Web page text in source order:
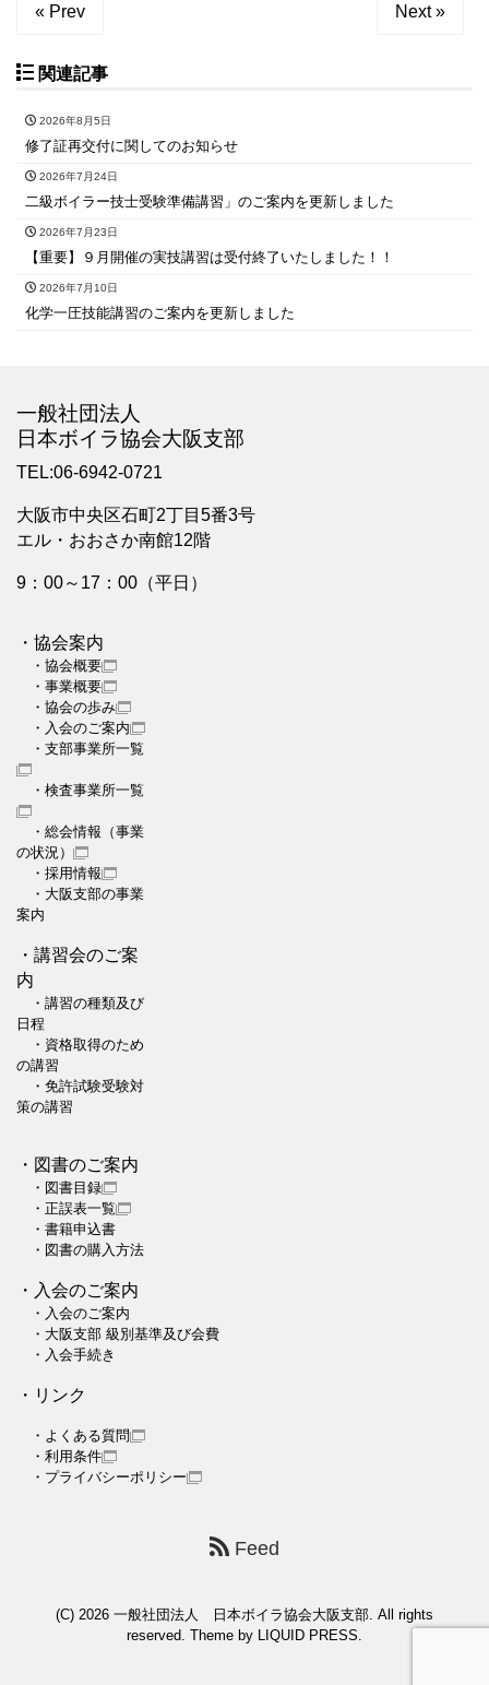
« Prev Next »
関連記事
2026年8月5日
修了証再交付に関してのお知らせ
2026年7月24日
二級ボイラー技士受験準備講習」のご案内を更新しました
2026年7月23日
【重要】９月開催の実技講習は受付終了いたしました！！
2026年7月10日
化学一圧技能講習のご案内を更新しました
一般社団法人
日本ボイラ協会大阪支部
TEL:06-6942-0721
大阪市中央区石町2丁目5番3号
エル・おおさか南館12階
9：00～17：00（平日）
・協会案内
・協会概要
・事業概要
・協会の歩み
・入会のご案内
・支部事業所一覧
・検査事業所一覧
・総会情報（事業
の状況）
・採用情報
・大阪支部の事業
案内
・講習会のご案
内
・講習の種類及び
日程
・資格取得のため
の講習
・免許試験受験対
策の講習
・図書のご案内
・図書目録
・正誤表一覧
・書籍申込書
・図書の購入方法
・入会のご案内
・入会のご案内
・大阪支部 級別基準及び会費
・入会手続き
・リンク
・よくある質問
・利用条件
・プライバシーポリシー
Feed
(C) 2026 一般社団法人 日本ボイラ協会大阪支部. All rights
reserved. Theme by LIQUID PRESS.